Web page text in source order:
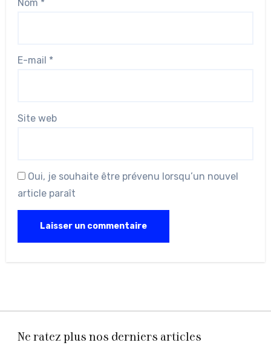
Nom *
E-mail *
Site web
Oui, je souhaite être prévenu lorsqu’un nouvel
article paraît
Ne ratez plus nos derniers articles